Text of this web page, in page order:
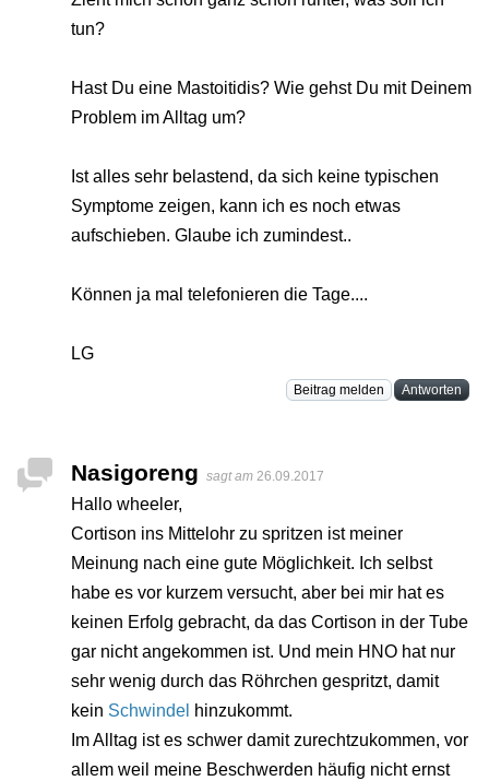
tun?
Hast Du eine Mastoitidis? Wie gehst Du mit Deinem
Problem im Alltag um?
Ist alles sehr belastend, da sich keine typischen
Symptome zeigen, kann ich es noch etwas
aufschieben. Glaube ich zumindest..
Können ja mal telefonieren die Tage....
LG
Beitrag melden Antworten
Nasigoreng sagt am 26.09.2017
Hallo wheeler,
Cortison ins Mittelohr zu spritzen ist meiner
Meinung nach eine gute Möglichkeit. Ich selbst
habe es vor kurzem versucht, aber bei mir hat es
keinen Erfolg gebracht, da das Cortison in der Tube
gar nicht angekommen ist. Und mein HNO hat nur
sehr wenig durch das Röhrchen gespritzt, damit
kein Schwindel hinzukommt.
Im Alltag ist es schwer damit zurechtzukommen, vor
allem weil meine Beschwerden häufig nicht ernst